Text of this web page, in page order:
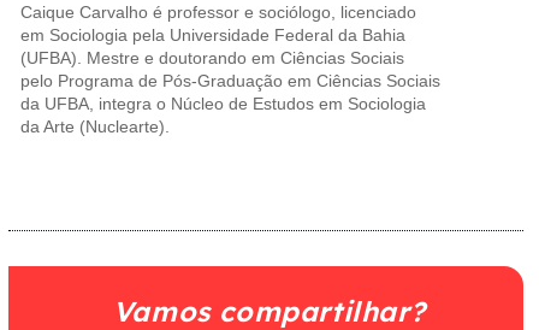
Caique Carvalho é professor e sociólogo, licenciado
em Sociologia pela Universidade Federal da Bahia
(UFBA). Mestre e doutorando em Ciências Sociais
pelo Programa de Pós-Graduação em Ciências Sociais
da UFBA, integra o Núcleo de Estudos em Sociologia
da Arte (Nuclearte).
Vamos compartilhar?